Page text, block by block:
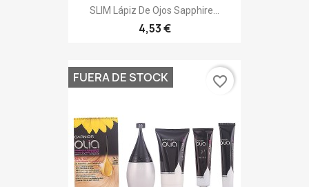
SLIM Lápiz De Ojos Sapphire...
4,53 €
FUERA DE STOCK favorite_border